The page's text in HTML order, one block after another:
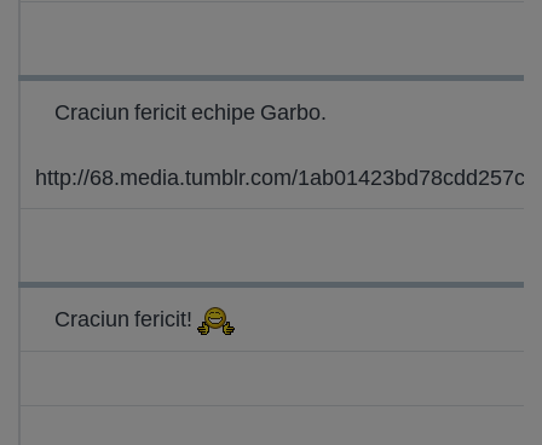
Craciun fericit echipe Garbo.
http://68.media.tumblr.com/
Craciun fericit!